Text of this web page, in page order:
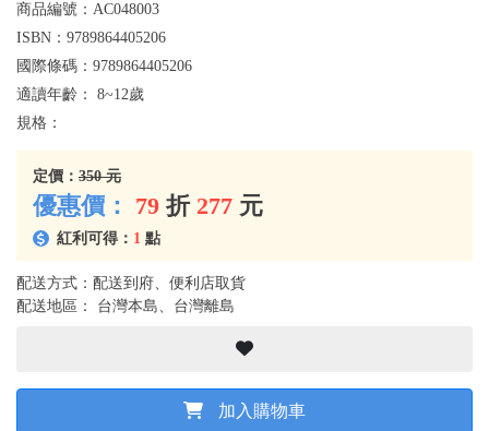
商品編號： AC048003
ISBN： 9789864405206
國際條碼： 9789864405206
適讀年齡： 8~12歲
規格：
定價： 350 元
優惠價： 79 折 277 元
紅利可得： 1 點
配送方式：配送到府、便利店取貨
配送地區： 台灣本島、台灣離島
加入購物車